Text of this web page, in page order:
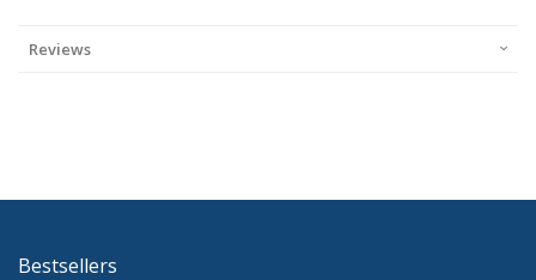
Reviews
Bestsellers